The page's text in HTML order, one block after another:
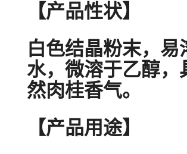
【产品性状】
白色结晶粉末，易
水，微溶于乙醇，
然肉桂香气。
【产品用途】